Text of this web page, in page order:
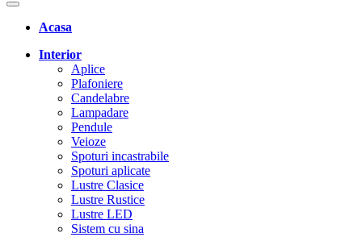
Acasa
Interior
Aplice
Plafoniere
Candelabre
Lampadare
Pendule
Veioze
Spoturi incastrabile
Spoturi aplicate
Lustre Clasice
Lustre Rustice
Lustre LED
Sistem cu sina